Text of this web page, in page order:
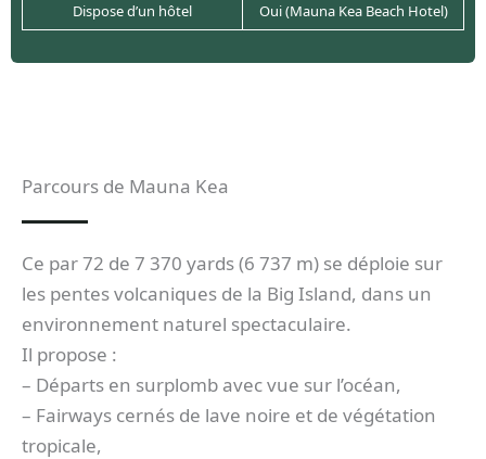
Dispose d’un hôtel
Oui (Mauna Kea Beach Hotel)
Parcours de Mauna Kea
Ce par 72 de 7 370 yards (6 737 m) se déploie sur
les pentes volcaniques de la Big Island, dans un
environnement naturel spectaculaire.
Il propose :
– Départs en surplomb avec vue sur l’océan,
– Fairways cernés de lave noire et de végétation
tropicale,